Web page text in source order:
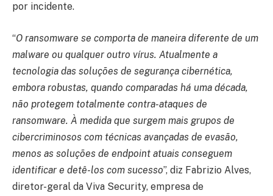
por incidente.
“O ransomware se comporta de maneira diferente de um
malware ou qualquer outro vírus. Atualmente a
tecnologia das soluções de segurança cibernética,
embora robustas, quando comparadas há uma década,
não protegem totalmente contra-ataques de
ransomware. À medida que surgem mais grupos de
cibercriminosos com técnicas avançadas de evasão,
menos as soluções de endpoint atuais conseguem
identificar e detê-los com sucesso”, diz Fabrizio Alves,
diretor-geral da Viva Security, empresa de